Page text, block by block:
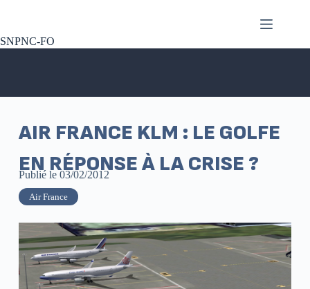
SNPNC-FO
AIR FRANCE KLM : LE GOLFE
EN RÉPONSE À LA CRISE ?
Publié le 03/02/2012
Air France